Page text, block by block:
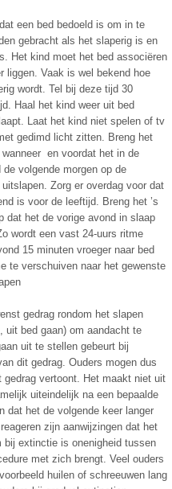
een bed bedoeld is om in te
gebracht als het slaperig is en
Het kind moet het bed associëren
liggen. Vaak is wel bekend hoe
wordt. Tel bij deze tijd 30
Haal het kind weer uit bed
Laat het kind niet spelen of tv
gedimd licht zitten. Breng het
en voordat het in de
volgende morgen op de
Zorg er overdag voor dat
is voor de leeftijd. Breng het ’s
dat het de vorige avond in slaap
wordt een vast 24-uurs ritme
15 minuten vroeger naar bed
te verschuiven naar het gewenste
gedrag rondom het slapen
uit bed gaan) om aandacht te
uit te stellen gebeurt bij
dit gedrag. Ouders mogen dus
gedrag vertoont. Het maakt niet uit
uiteindelijk na een bepaalde
dat het de volgende keer langer
zijn aanwijzingen dat het
bij extinctie is onenigheid tussen
met zich brengt. Veel ouders
huilen of schreeuwen lang